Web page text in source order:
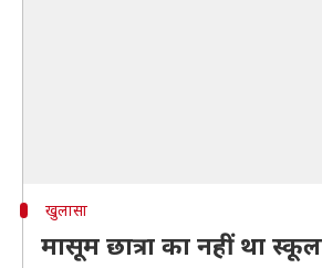
खुलासा
मासूम छात्रा का नहीं था